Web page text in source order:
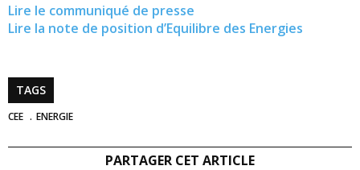
Lire le communiqué de presse
Lire la note de position d’Equilibre des Energies
TAGS
CEE ENERGIE
PARTAGER CET ARTICLE